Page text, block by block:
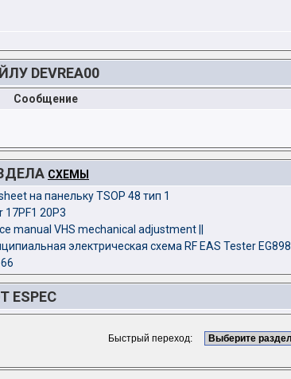
DEVREA00
Сообщение
СХЕМЫ
на панельку TSOP 48 тип 1
17PF1 20P3
manual VHS mechanical adjustment ||
электрическая схема RF EAS Tester EG898
ESPEC
Быстрый переход: